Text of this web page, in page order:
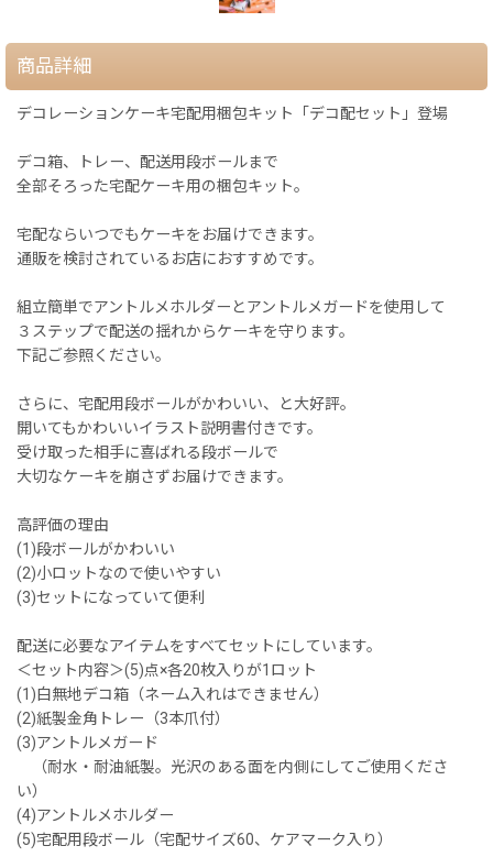
商品詳細
デコレーションケーキ宅配用梱包キット「デコ配セット」登場
デコ箱、トレー、配送用段ボールまで
全部そろった宅配ケーキ用の梱包キット。
宅配ならいつでもケーキをお届けできます。
通販を検討されているお店におすすめです。
組立簡単でアントルメホルダーとアントルメガードを使用して
３ステップで配送の揺れからケーキを守ります。
下記ご参照ください。
さらに、宅配用段ボールがかわいい、と大好評。
開いてもかわいいイラスト説明書付きです。
受け取った相手に喜ばれる段ボールで
大切なケーキを崩さずお届けできます。
高評価の理由
(1)段ボールがかわいい
(2)小ロットなので使いやすい
(3)セットになっていて便利
配送に必要なアイテムをすべてセットにしています。
＜セット内容＞(5)点×各20枚入りが1ロット
(1)白無地デコ箱（ネーム入れはできません）
(2)紙製金角トレー（3本爪付）
(3)アントルメガード
（耐水・耐油紙製。光沢のある面を内側にしてご使用くださ
い）
(4)アントルメホルダー
(5)宅配用段ボール（宅配サイズ60、ケアマーク入り）